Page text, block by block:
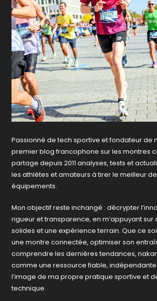
Passionné de tech sportive et fondateur de
premier blog francophone sur les montres
partage depuis 2011 analyses, tests et
les athlètes et amateurs à tirer le meilleur
équipements.
Mon objectif reste inchangé : décrypter
rigueur et transparence, en m’appuyant sur
solides et une expérience terrain. Que ce
une montre connectée, optimiser son
comprendre les dernières tendances,
comme une ressource fiable,
l’image de ma propre pratique sportive et
technique.